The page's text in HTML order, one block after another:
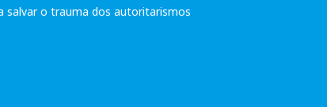
salvar o trauma dos autoritarismos